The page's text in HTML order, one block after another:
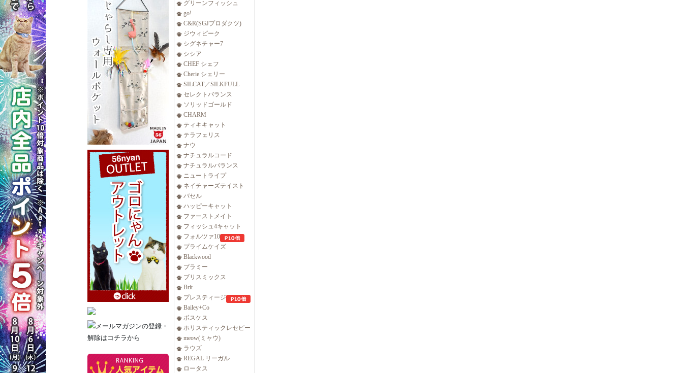
グリーンフィッシュ
go!
C&R(SGJプロダクツ)
ジウィピーク
シグネチャー7
シシア
CHEF シェフ
Cherie シェリー
SILCAT／SILKFULL
セレクトバランス
ソリッドゴールド
CHARM
ティキキャット
テラフェリス
ナウ
ナチュラルコード
ナチュラルバランス
ニュートライプ
ネイチャーズテイスト
バセル
ハッピーキャット
ファーストメイト
フィッシュ4キャット
フォルツァ10
プライムケイズ
Blackwood
プラミー
ブリスミックス
Brit
プレスティージ
Bailey+Co
ボスケス
ホリスティックレセピー
meow(ミャウ)
ラウズ
REGAL リーガル
ロータス